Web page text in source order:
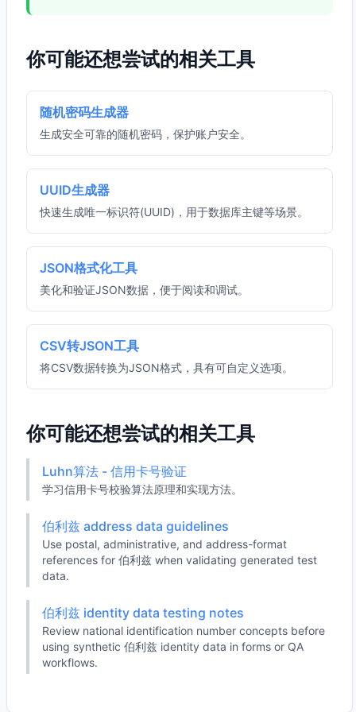
你可能还想尝试的相关工具
随机密码生成器
生成安全可靠的随机密码，保护账户安全。
UUID生成器
快速生成唯一标识符(UUID)，用于数据库主键等场景。
JSON格式化工具
美化和验证JSON数据，便于阅读和调试。
CSV转JSON工具
将CSV数据转换为JSON格式，具有可自定义选项。
你可能还想尝试的相关工具
Luhn算法 - 信用卡号验证
学习信用卡号校验算法原理和实现方法。
伯利兹 address data guidelines
Use postal, administrative, and address-format
references for 伯利兹 when validating generated test
data.
伯利兹 identity data testing notes
Review national identification number concepts before
using synthetic 伯利兹 identity data in forms or QA
workflows.